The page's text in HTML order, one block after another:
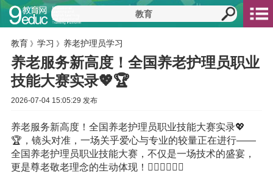
教育 》 学习 》 养老护理员学习
养老服务新高度！全国养老护理员职业
技能大赛实录💖🏆
2026-07-04 15:05:29 发布
养老服务新高度！全国养老护理员职业技能大赛实录💖
🏆，镜头对准，一场关乎爱心与专业的较量正在进行——
全国养老护理员职业技能大赛，不仅是一场技术的盛宴，
更是尊老敬老理念的生动体现！🏃‍♀️👨‍⚕️👩‍⚕️